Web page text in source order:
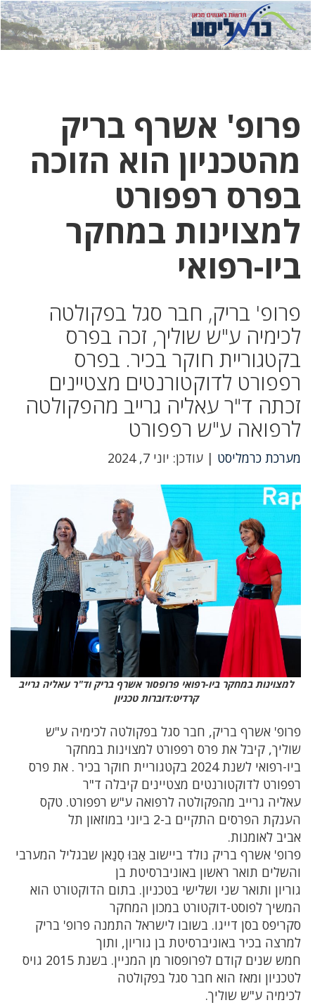
לחץ
כאן
לחץ
כדי
פרופ' אשרף בריק
מהטכניון הוא הזוכה
בפרס רפפורט
למצוינות במחקר
ביו-רפואי
פרופ' בריק, חבר סגל בפקולטה
לכימיה ע"ש שוליך, זכה בפרס
בקטגוריית חוקר בכיר. בפרס
רפפורט לדוקטורנטים מצטיינים
זכתה ד"ר עאליה גרייב מהפקולטה
לרפואה ע"ש רפפורט
מערכת כרמליסט | עודכן: יוני 7, 2024
למצוינות במחקר ביו-רפואי פרופסור אשרף בריק וד"ר עאליה גרייב
קרדיט:דוברות טכניון
פרופ' אשרף בריק, חבר סגל בפקולטה לכימיה ע"ש
שוליך, קיבל את פרס רפפורט למצוינות במחקר
ביו-רפואי לשנת 2024 בקטגוריית חוקר בכיר . את פרס
רפפורט לדוקטורנטים מצטיינים קיבלה ד"ר
עאליה גרייב מהפקולטה לרפואה ע"ש רפפורט. טקס
הענקת הפרסים התקיים ב-2 ביוני במוזאון תל
אביב לאומנות.
פרופ' אשרף בריק נולד ביישוב אַבּוּ סְנַאן שבגליל המערבי
והשלים תואר ראשון באוניברסיטת בן
גוריון ותואר שני ושלישי בטכניון. בתום הדוקטורט הוא
המשיך לפוסט-דוקטורט במכון המחקר
סקריפס בסן דייגו. בשובו לישראל התמנה פרופ' בריק
למרצה בכיר באוניברסיטת בן גוריון, ותוך
חמש שנים קודם לפרופסור מן המניין. בשנת 2015 גויס
לטכניון ומאז הוא חבר סגל בפקולטה
לכימיה ע"ש שוליך.